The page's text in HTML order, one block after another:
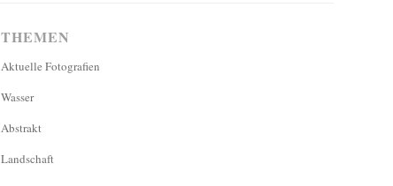
THEMEN
Aktuelle Fotografien
Wasser
Abstrakt
Landschaft